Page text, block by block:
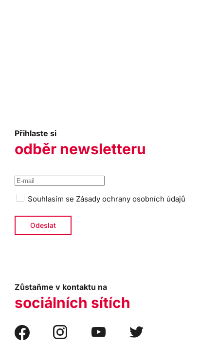
Přihlaste si
odběr newsletteru
Souhlasím se Zásady ochrany osobních údajů
Zůstaňme v kontaktu na
sociálních sítích